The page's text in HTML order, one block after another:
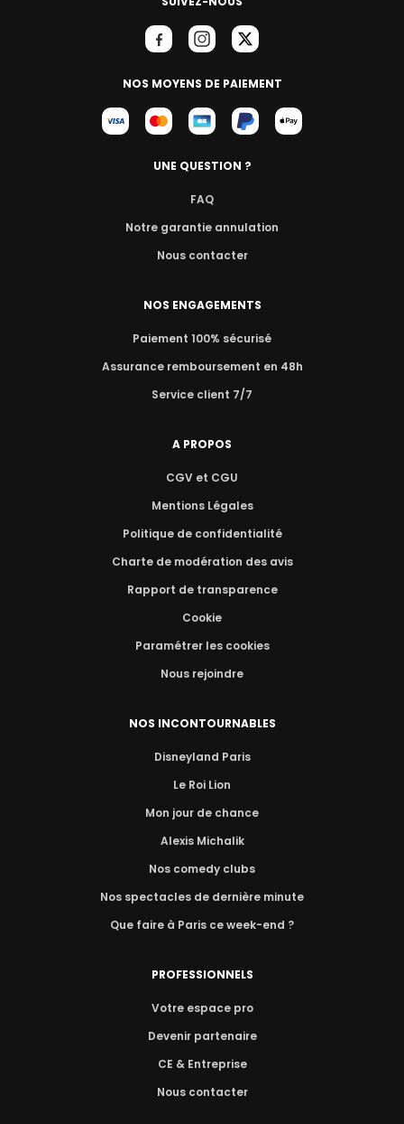
NOS MOYENS DE PAIEMENT
UNE QUESTION ?
FAQ
Notre garantie annulation
Nous contacter
NOS ENGAGEMENTS
Paiement 100% sécurisé
Assurance remboursement en 48h
Service client 7/7
A PROPOS
CGV et CGU
Mentions Légales
Politique de confidentialité
Charte de modération des avis
Rapport de transparence
Cookie
Paramétrer les cookies
Nous rejoindre
NOS INCONTOURNABLES
Disneyland Paris
Le Roi Lion
Mon jour de chance
Alexis Michalik
Nos comedy clubs
Nos spectacles de dernière minute
Que faire à Paris ce week-end ?
PROFESSIONNELS
Votre espace pro
Devenir partenaire
CE & Entreprise
Nous contacter